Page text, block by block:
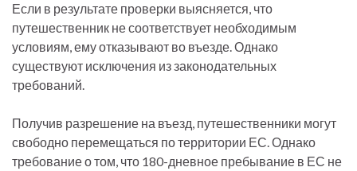
Если в результате проверки выясняется, что
путешественник не соответствует необходимым
условиям, ему отказывают во въезде. Однако
существуют исключения из законодательных
требований.
Получив разрешение на въезд, путешественники могут
свободно перемещаться по территории ЕС. Однако
требование о том, что 180-дневное пребывание в ЕС не